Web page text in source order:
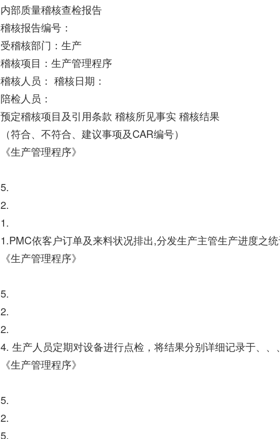
内部质量稽核查检报告
稽核报告编号：
受稽核部门：生产
稽核项目：生产管理程序
稽核人员： 稽核日期：
陪检人员：
预定稽核项目及引用条款 稽核所见事实 稽核结果
（符合、不符合、建议事项及CAR编号）
《生产管理程序》
5.
2.
1.
1.PMC依客户订单及来料状况排出,分发生产主管生产进度之
《生产管理程序》
5.
2.
2.
4. 生产人员定期对设备进行点检，将结果分别详细记录于、、
《生产管理程序》
5.
2.
5.